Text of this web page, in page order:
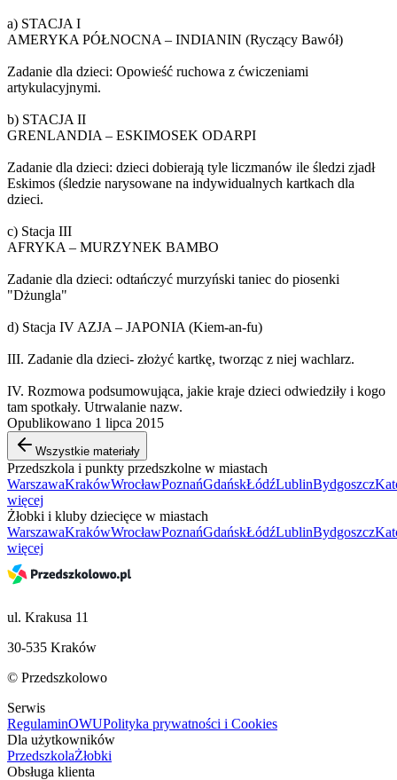
a) STACJA I
AMERYKA PÓŁNOCNA – INDIANIN (Ryczący Bawół)
Zadanie dla dzieci: Opowieść ruchowa z ćwiczeniami
artykulacyjnymi.
b) STACJA II
GRENLANDIA – ESKIMOSEK ODARPI
Zadanie dla dzieci: dzieci dobierają tyle liczmanów ile śledzi zjadł
Eskimos (śledzie narysowane na indywidualnych kartkach dla
dzieci.
c) Stacja III
AFRYKA – MURZYNEK BAMBO
Zadanie dla dzieci: odtańczyć murzyński taniec do piosenki
"Dżungla"
d) Stacja IV AZJA – JAPONIA (Kiem-an-fu)
III. Zadanie dla dzieci- złożyć kartkę, tworząc z niej wachlarz.
IV. Rozmowa podsumowująca, jakie kraje dzieci odwiedziły i kogo
tam spotkały. Utrwalanie nazw.
Opublikowano 1 lipca 2015
Wszystkie materiały
Przedszkola i punkty przedszkolne w miastach
WarszawaKrakówWrocławPoznańGdańskŁódźLublinBydgoszcz
więcej
Żłobki i kluby dziecięce w miastach
WarszawaKrakówWrocławPoznańGdańskŁódźLublinBydgoszcz
więcej
ul. Krakusa 11
30-535 Kraków
© Przedszkolowo
Serwis
RegulaminOWUPolityka prywatności i Cookies
Dla użytkowników
PrzedszkolaŻłobki
Obsługa klienta